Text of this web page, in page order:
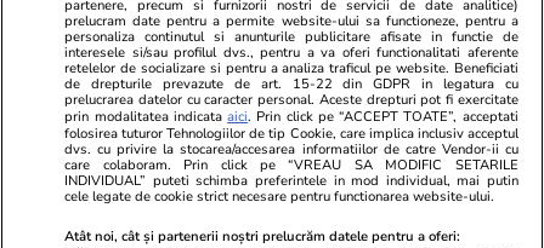
partenere, precum si furnizorii nostri de servicii de date analitice)
prelucram date pentru a permite website-ului sa functioneze, pentru a
personaliza continutul si anunturile publicitare afisate in functie de
interesele si/sau profilul dvs., pentru a va oferi functionalitati aferente
retelelor de socializare si pentru a analiza traficul pe website. Beneficiati
de drepturile prevazute de art. 15-22 din GDPR in legatura cu
prelucrarea datelor cu caracter personal. Aceste drepturi pot fi exercitate
prin modalitatea indicataaici. Prin click pe “ACCEPT TOATE”, acceptati
folosirea tuturor Tehnologiilor de tip Cookie, care implica inclusiv acceptul
dvs. cu privire la stocarea/accesarea informatiilor de catre Vendor-ii cu
care colaboram. Prin click pe “VREAU SA MODIFIC SETARILE
INDIVIDUAL” puteti schimba preferintele in mod individual, mai putin
cele legate de cookie strict necesare pentru functionarea website-ului.
Atât noi, cât și partenerii noștri prelucrăm datele pentru a oferi: